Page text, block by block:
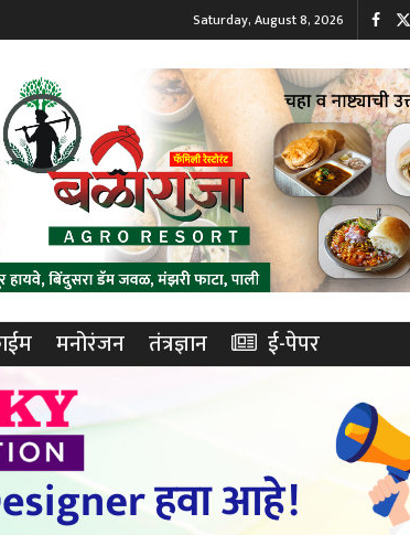
Saturday, August 8, 2026
मनोरंजन तंत्रज्ञान ई-पेपर